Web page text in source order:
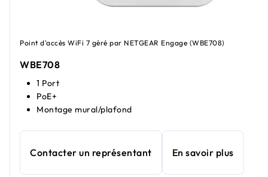
Point d'accès WiFi 7 géré par NETGEAR Engage (WBE708)
WBE708
1 Port
PoE+
Montage mural/plafond
Contacter un représentant En savoir plus